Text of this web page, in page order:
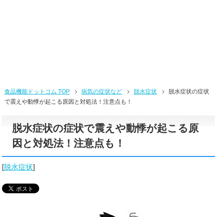
食品機能ドットコム TOP 病気の症状など 脱水症状
脱水症状の症状
で震えや動悸が起こる原因と対処法！注意点も！
脱水症状の症状で震えや動悸が起こる原
因と対処法！注意点も！
[脱水症状]